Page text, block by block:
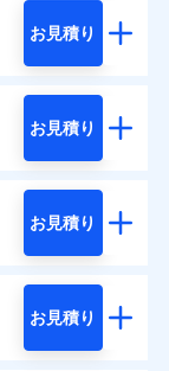
お見積り
お見積り
お見積り
お見積り